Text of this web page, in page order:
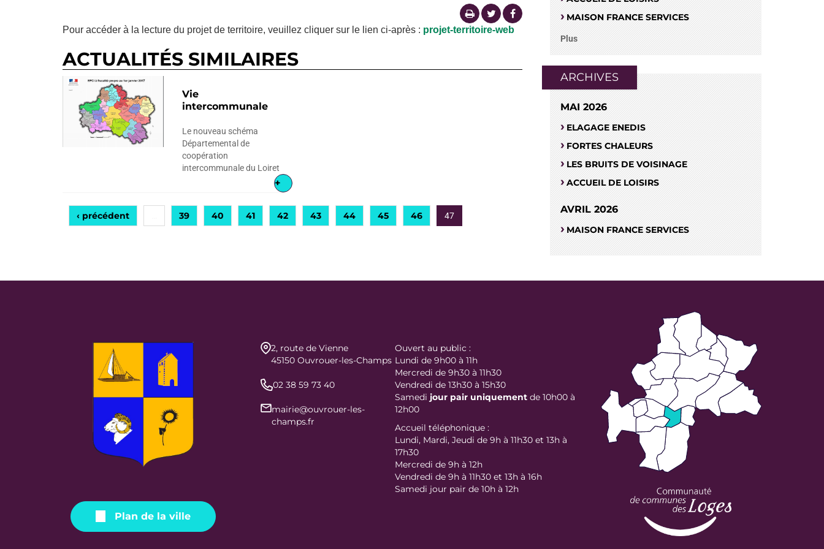
Pour accéder à la lecture du projet de territoire, veuillez cliquer sur le lien ci-après : projet-territoire-web
ACTUALITÉS SIMILAIRES
Vie
intercommunale
Le nouveau schéma
Départemental de
coopération
intercommunale du Loiret
+
‹ précédent 39 40 41 42 43 44 45 46 47
MAISON FRANCE SERVICES
Plus
ARCHIVES
MAI 2026
ELAGAGE ENEDIS
FORTES CHALEURS
LES BRUITS DE VOISINAGE
ACCUEIL DE LOISIRS
AVRIL 2026
MAISON FRANCE SERVICES
Plan de la ville
2, route de Vienne
45150 Ouvrouer-les-Champs
02 38 59 73 40
mairie@ouvrouer-les-
champs.fr
Ouvert au public :
Lundi de 9h00 à 11h
Mercredi de 9h30 à 11h30
Vendredi de 13h30 à 15h30
Samedi jour pair uniquementde 10h00 à
12h00
Accueil téléphonique :
Lundi, Mardi, Jeudi de 9h à 11h30 et 13h à
17h30
Mercredi de 9h à 12h
Vendredi de 9h à 11h30 et 13h à 16h
Samedi jour pair de 10h à 12h